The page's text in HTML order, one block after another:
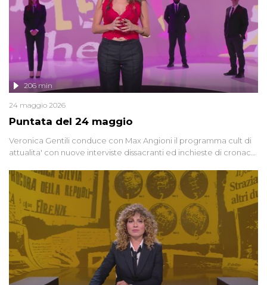
Puntata del 24 maggio
206 min
24 maggio 2026
Veronica Gentili conduce con Max Angioni il programma cult di
attualita' con nuove interviste dissacranti ed inchieste di cronaca